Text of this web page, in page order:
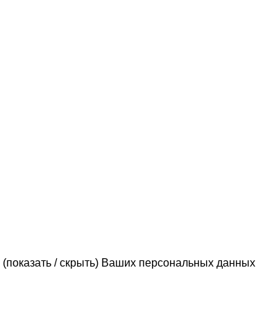
(показать / скрыть) Ваших персональных данных